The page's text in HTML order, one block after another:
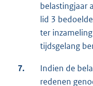
belastingjaar
lid 3
ter
tijdsgelang
7.
Indien de
redenen